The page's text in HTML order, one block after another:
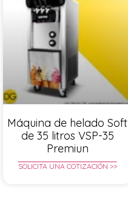
Máquina de helado Soft
de 35 litros VSP-35
Premiun
SOLICITA UNA COTIZACIÓN >>